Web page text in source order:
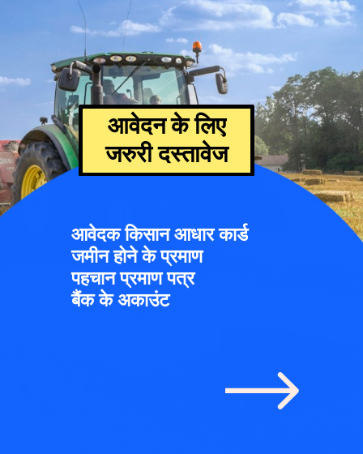
आवेदक किसान आधार कार्ड
जमीन होने के प्रमाण
पहचान प्रमाण पत्र
बैंक के अकाउंट
आवेदन के लिए
जरुरी दस्तावेज